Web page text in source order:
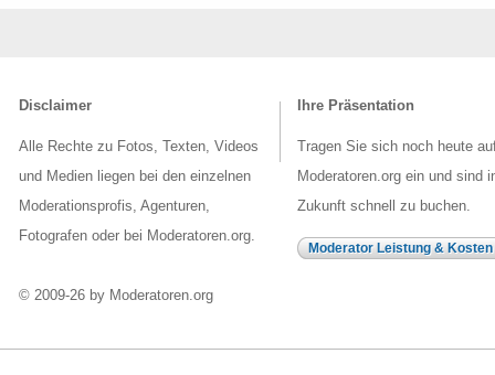
Disclaimer
Alle Rechte zu Fotos, Texten, Videos
und Medien liegen bei den einzelnen
Moderationsprofis, Agenturen,
Fotografen oder bei Moderatoren.org.
© 2009-26 by Moderatoren.org
Ihre Präsentation
Tragen Sie sich noch heute
Moderatoren.org ein und sind
Zukunft schnell zu buchen.
Moderator Leistung & Kosten